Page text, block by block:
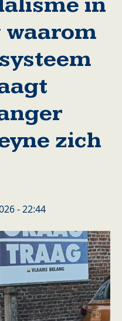
waarom
zich
- 22:44